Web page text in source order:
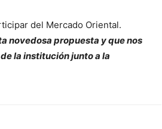
del Mercado Oriental.
novedosa propuesta y que nos
la institución junto a la